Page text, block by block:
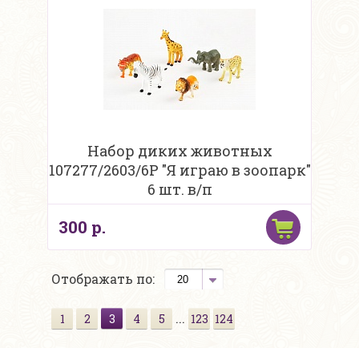
Набор диких животных
107277/2603/6Р "Я играю в зоопарк"
6 шт. в/п
300 р.
Отображать по:
1 2 3 4 5 ... 123 124